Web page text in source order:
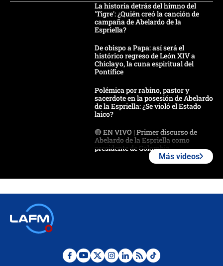
La historia detrás del himno del
'Tigre': ¿Quién creó la canción de
campaña de Abelardo de la
Espriella?
De obispo a Papa: así será el
histórico regreso de León XIV a
Chiclayo, la cuna espiritual del
Pontífice
Polémica por rabino, pastor y
sacerdote en la posesión de Abelardo
de la Espriella: ¿Se violó el Estado
laico?
🔴 EN VIVO | Primer discurso de
Abelardo de la Espriella como
presidente de Colombia
Desde dermatitis hasta infecciones:
Más videos